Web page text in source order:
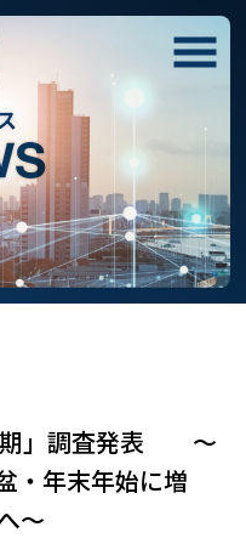
期」調査発表 ～
・年末年始に増
～